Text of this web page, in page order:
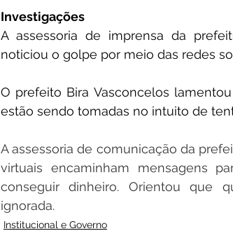
Investigações
A assessoria de imprensa da
noticiou o golpe por meio das redes
O prefeito Bira Vasconcelos
estão sendo tomadas no intuito de
A assessoria de comunicação da
virtuais encaminham mensagens
conseguir dinheiro. Orientou que
ignorada.
Institucional e Governo